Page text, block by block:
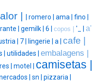
| romero | ama | fino |
| gemilk | 6 | copos | '_ | a'
| 7 | lingerie | a | cafe |
| utilidades | embalagens |
| motel | camisetas |
| sn | pizzaria |